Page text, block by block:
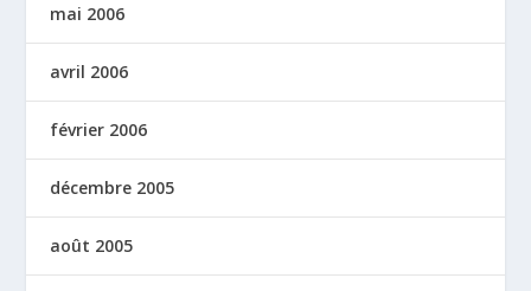
mai 2006
avril 2006
février 2006
décembre 2005
août 2005